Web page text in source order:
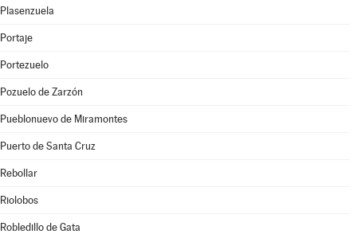
Plasenzuela
Portaje
Portezuelo
Pozuelo de Zarzón
Pueblonuevo de Miramontes
Puerto de Santa Cruz
Rebollar
Riolobos
Robledillo de Gata